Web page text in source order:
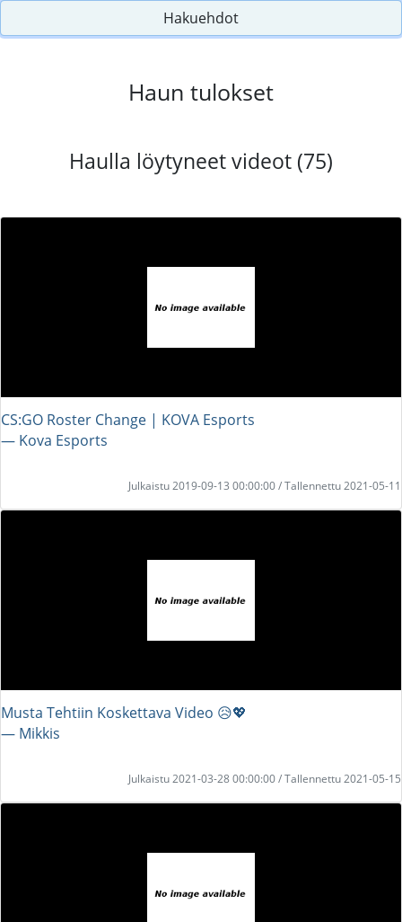
Hakuehdot
Haun tulokset
Haulla löytyneet videot (75)
CS:GO Roster Change | KOVA Esports
― Kova Esports
Julkaistu 2019-09-13 00:00:00 / Tallennettu 2021-05-11
Musta Tehtiin Koskettava Video 😥💖
― Mikkis
Julkaistu 2021-03-28 00:00:00 / Tallennettu 2021-05-15